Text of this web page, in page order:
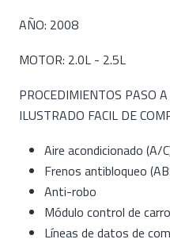
AÑO: 2008
MOTOR: 2.0L - 2.5L
PROCEDIMIENTOS PASO
ILUSTRADO FACIL DE
Aire acondicionado (A/
Frenos antibloqueo
Anti-robo
Módulo control de
Líneas de datos de